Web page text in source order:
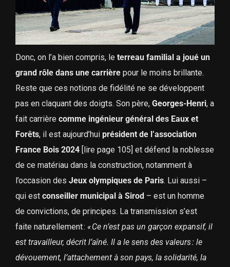
Donc, on l’a bien compris, le terreau familial a joué un
grand rôle dans une carrièrepour le moins brillante.
Reste que ces notions de fidélité ne se développent
pas en claquant des doigts. Son père, Georges-Henri, a
fait carrière comme ingénieur général des Eaux et
Forêts, il est aujourd’hui président de l’association
France Bois 2024[lire page 105] et défend la noblesse
de ce matériau dans la construction, notamment à
l’occasion des Jeux olympiques de Paris. Lui aussi –
qui est conseiller municipal à Sirod– est un homme
de convictions, de principes. La transmission s’est
faite naturellement : « Ce n’est pas un garçon expansif, il
est travailleur, décrit l’aîné. Il a le sens des valeurs : le
dévouement, l’attachement à son pays, la solidarité, la